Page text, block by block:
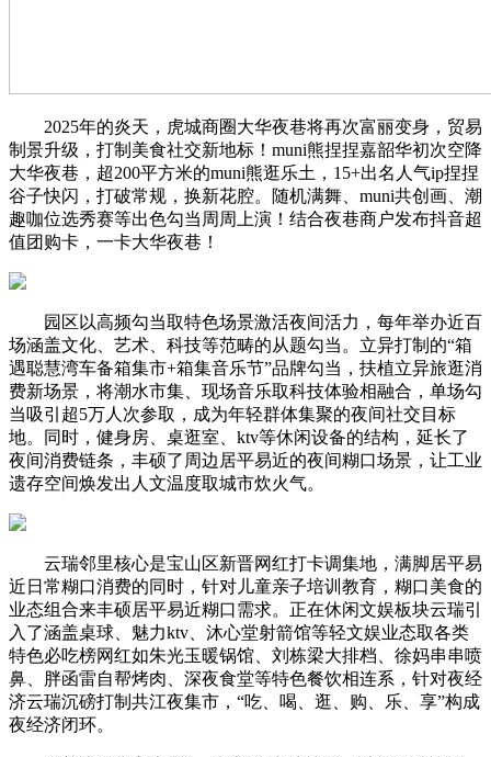
2025年的炎天，虎城商圈大华夜巷将再次富丽变身，贸易
制景升级，打制美食社交新地标！muni熊捏捏嘉韶华初次空降
大华夜巷，超200平方米的muni熊逛乐土，15+出名人气ip捏捏
谷子快闪，打破常规，换新花腔。随机满舞、muni共创画、潮
趣咖位选秀赛等出色勾当周周上演！结合夜巷商户发布抖音超
值团购卡，一卡大华夜巷！
园区以高频勾当取特色场景激活夜间活力，每年举办近百
场涵盖文化、艺术、科技等范畴的从题勾当。立异打制的“箱
遇聪慧湾车备箱集市+箱集音乐节”品牌勾当，扶植立异旅逛消
费新场景，将潮水市集、现场音乐取科技体验相融合，单场勾
当吸引超5万人次参取，成为年轻群体集聚的夜间社交目标
地。同时，健身房、桌逛室、ktv等休闲设备的结构，延长了
夜间消费链条，丰硕了周边居平易近的夜间糊口场景，让工业
遗存空间焕发出人文温度取城市炊火气。
云瑞邻里核心是宝山区新晋网红打卡调集地，满脚居平易
近日常糊口消费的同时，针对儿童亲子培训教育，糊口美食的
业态组合来丰硕居平易近糊口需求。正在休闲文娱板块云瑞引
入了涵盖桌球、魅力ktv、沐心堂射箭馆等轻文娱业态取各类
特色必吃榜网红如朱光玉暖锅馆、刘栋梁大排档、徐妈串串喷
鼻、胖函雷自帮烤肉、深夜食堂等特色餐饮相连系，针对夜经
济云瑞沉磅打制共江夜集市，“吃、喝、逛、购、乐、享”构成
夜经济闭环。